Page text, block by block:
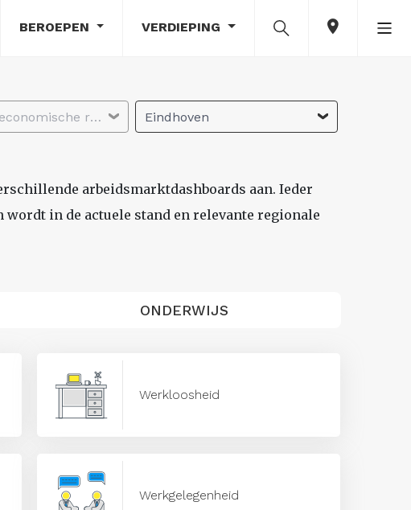
BEROEPEN VERDIEPING
Selecteer economische regio Eindhoven
arbeidsmarktdashboards aan. Ieder
in de actuele stand en relevante regionale
ONDERWIJS
Werkloosheid
Werkgelegenheid